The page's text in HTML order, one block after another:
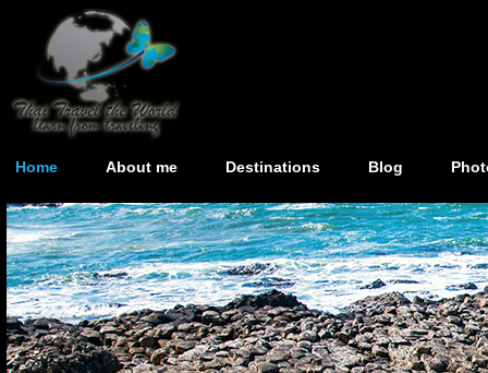
Home About me Destinations Blog